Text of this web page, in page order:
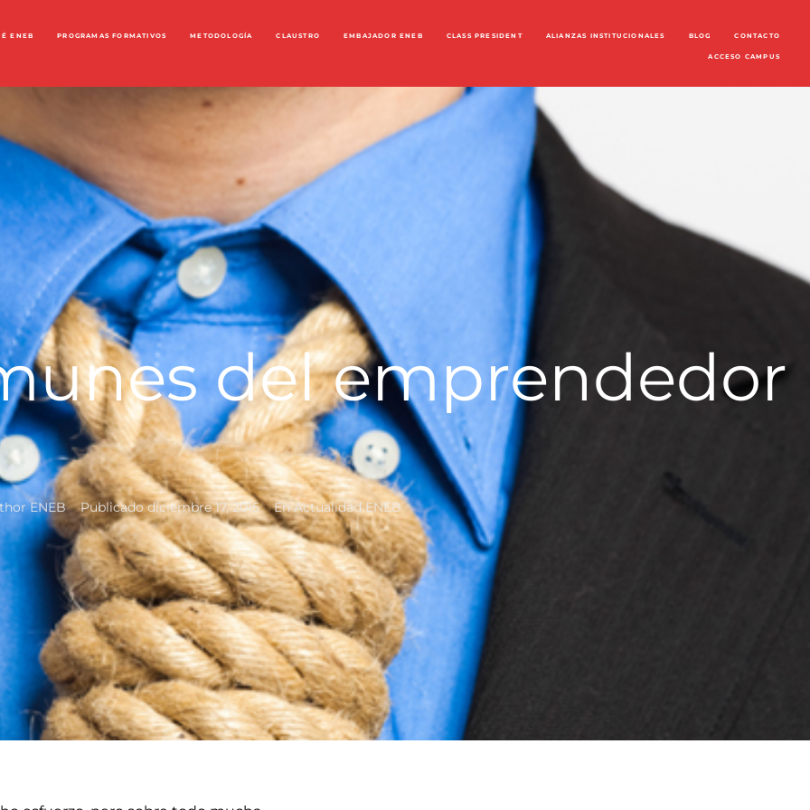
ENEB PROGRAMAS FORMATIVOS METODOLOGÍA CLAUSTRO EMBAJADOR ENEB CLASS PRESIDENT ALIANZAS INSTITUCIONALES BLOG CONTACTO
ACCESO CAMPUS
del emprendedor
ENEB Publicadodiciembre 17, 2015 En Actualidad ENEB